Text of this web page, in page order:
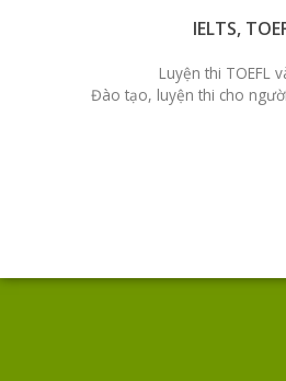
IELTS,
Luyện thi TOEFL
Đào tạo, luyện thi cho